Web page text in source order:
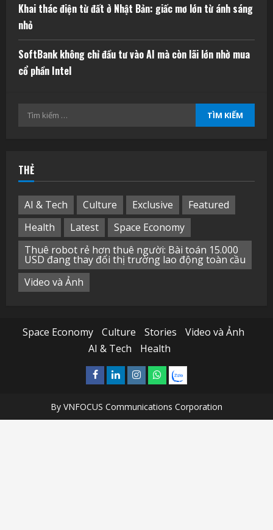
Khai thác điện từ đất ở Nhật Bản: giấc mơ lớn từ ánh sáng
nhỏ
SoftBank không chỉ đầu tư vào AI mà còn lãi lớn nhờ mua
cổ phần Intel
Tìm
THẺ
AI & Tech Culture Exclusive
Featured
Health
Latest
Space Economy
Thuê robot rẻ hơn thuê người: Bài toán 15.000
USD đang thay đổi thị trường lao động toàn cầu
Video và Ảnh
Space Economy Culture Stories
Video và Ảnh
AI & Tech
Health
Facebook
LinkedinInstagram
What’sapp
Zalo